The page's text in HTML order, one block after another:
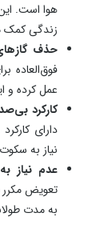
هوا است.
زندگی کمک
حذف
فوق‌العاده
عمل کرده و
کارکرد بی‌صدا:
دارای
نیاز به
عدم نیاز
تعویض مکرر
به مدت